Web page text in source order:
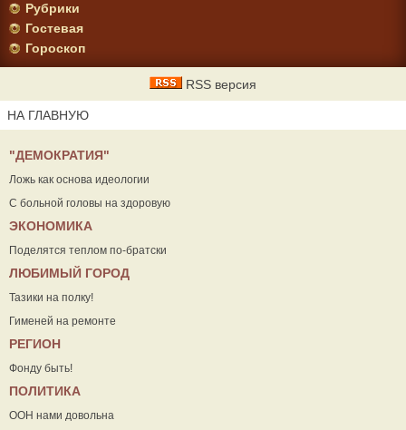
Рубрики
Гостевая
Гороскоп
RSS версия
НА ГЛАВНУЮ
"ДЕМОКРАТИЯ"
Ложь как основа идеологии
С больной головы на здоровую
ЭКОНОМИКА
Поделятся теплом по-братски
ЛЮБИМЫЙ ГОРОД
Тазики на полку!
Гименей на ремонте
РЕГИОН
Фонду быть!
ПОЛИТИКА
ООН нами довольна